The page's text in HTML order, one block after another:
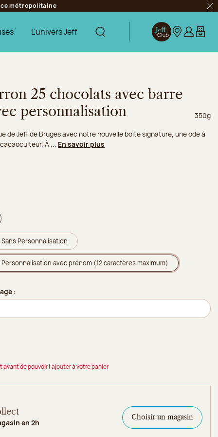
métropolitaine
L'univers Jeff Afficher la rechercheJeff ClubNos Mon
25 chocolats avec barre
personnalisation
Poids
350g
de Jeff de Bruges avec notre nouvelle boite signature, une ode à
À ... En savoir plus
Sans Personnalisation
Personnalisation avec prénom (12 caractères maximum)
:
de pouvoir l’ajouter à votre panier
en 2h
Choisir un magasin